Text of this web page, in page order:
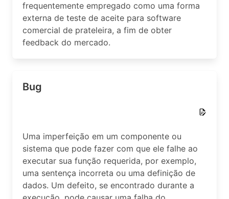
frequentemente empregado como uma forma
externa de teste de aceite para software
comercial de prateleira, a fim de obter
feedback do mercado.
Bug
Uma imperfeição em um componente ou
sistema que pode fazer com que ele falhe ao
executar sua função requerida, por exemplo,
uma sentença incorreta ou uma definição de
dados. Um defeito, se encontrado durante a